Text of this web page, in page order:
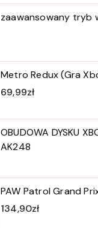
zaawansowany tryb
Metro Redux (Gra
69,99zł
OBUDOWA DYSKU
AK248
PAW Patrol Grand
134,90zł